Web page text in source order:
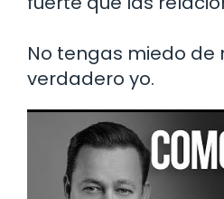
No tengas miedo de
verdadero yo.